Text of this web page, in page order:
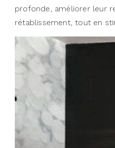
profonde, améliorer leur
rétablissement, tout en